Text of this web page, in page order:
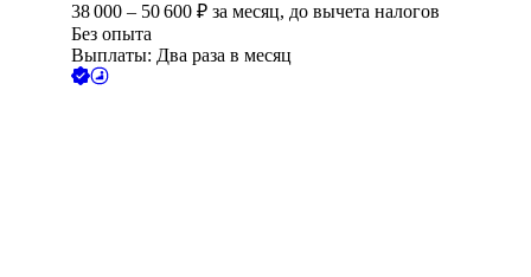
38 000 – 50 600 ₽ за месяц, до вычета налогов
Без опыта
Выплаты: Два раза в месяц